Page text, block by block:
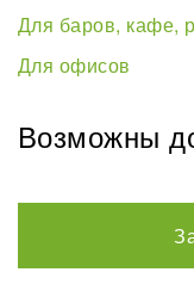
Для баров, кафе,
Для офисов
Возможны